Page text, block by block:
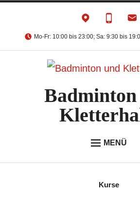
springen
Mo-Fr: 10:00 bis 23:00; Sa: 9:30 bis
MENÜ
BADMINTON
Kurse